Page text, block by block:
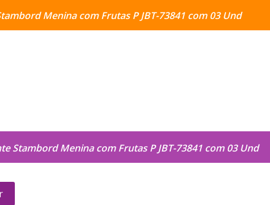
Menina com Frutas P JBT-73841 com 03 Und
Stambord Menina com Frutas P JBT-73841 com 03 Und